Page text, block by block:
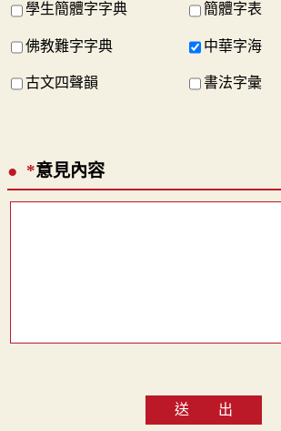
學生簡體字字典 簡體字表
佛教難字字典 中華字海
古文四聲韻 書法字彙
*意見內容
送 出